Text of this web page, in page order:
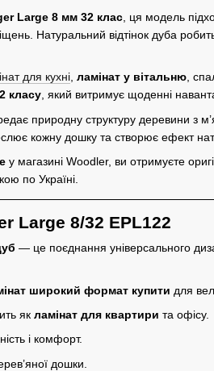
Large 8 мм 32 клас , ця модель
Натуральний відтінок дуба
для кухні, ламінат у вітальню,
класу, який витримує щоденні
природну структуру деревини з
кожну дошку та створює ефект
у магазині Woodler, ви отримуєте
по Україні.
Large 8/32 EPL122
— це поєднання універсального
широкий формат купити для
як ламінат для квартири та офісу.
і комфорт.
дошки.